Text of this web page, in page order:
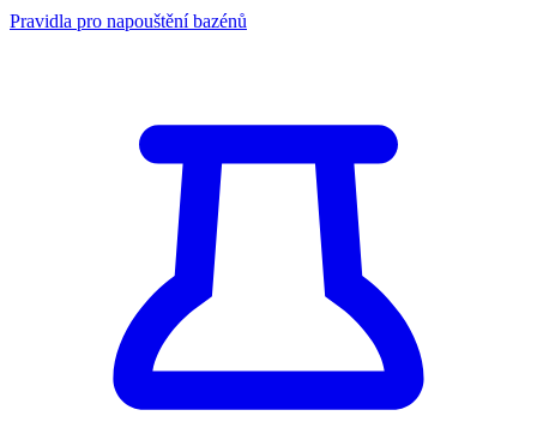
Pravidla pro napouštění bazénů